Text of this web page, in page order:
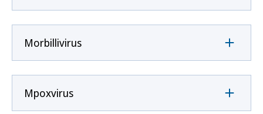
Morbillivirus
Mpoxvirus